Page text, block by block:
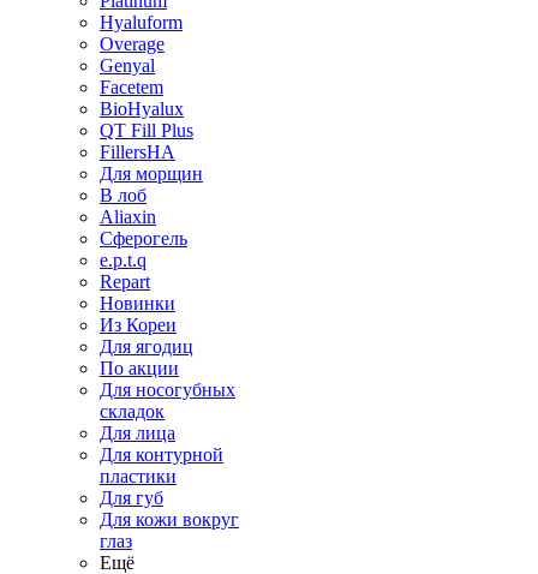
Hyaluform
Overage
Genyal
Facetem
BioHyalux
QT Fill Plus
FillersHA
Для морщин
В лоб
Aliaxin
Сферогель
e.p.t.q
Repart
Новинки
Из Кореи
Для ягодиц
По акции
Для носогубных
складок
Для лица
Для контурной
пластики
Для губ
Для кожи вокруг
глаз
Ещё